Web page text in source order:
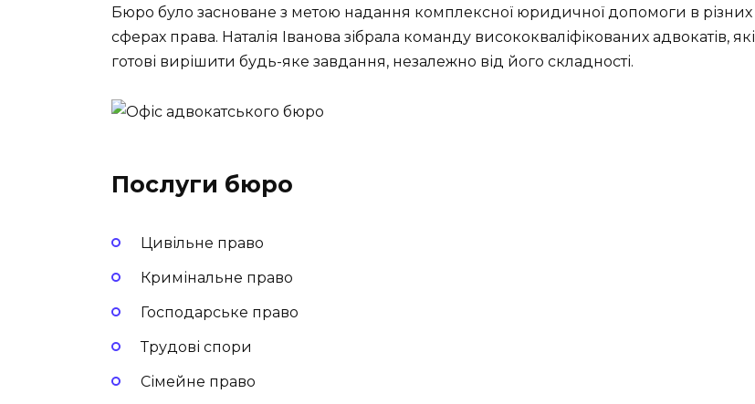
Бюро було засноване з метою надання комплексної юридичної допомоги в різних
сферах права. Наталія Іванова зібрала команду висококваліфікованих адвокатів, які
готові вирішити будь-яке завдання, незалежно від його складності.
Послуги бюро
Цивільне право
Кримінальне право
Господарське право
Трудові спори
Сімейне право